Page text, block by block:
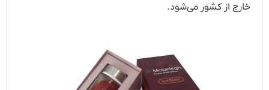
خارج از کشور می‌شود.